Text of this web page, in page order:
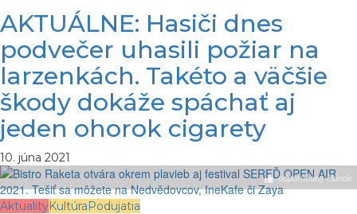
AKTUÁLNE: Hasiči dnes
podvečer uhasili požiar na
larzenkách. Takéto a väčšie
škody dokáže spáchať aj
jeden ohorok cigarety
10. júna 2021
odporúčaný článok
AktualityKultúra Podujatia